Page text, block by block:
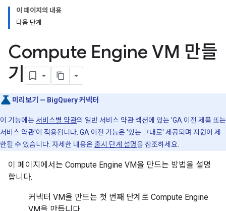
이 페이지의 내용
다음 단계
Compute Engine VM 만들
기
미리보기 — BigQuery 커넥터
이 기능에는 서비스별 약관의 일반 서비스 약관 섹션에 있는 'GA 이전 제품 또는
서비스 약관'이 적용됩니다. GA 이전 기능은 '있는 그대로' 제공되며 지원이 제
한될 수 있습니다. 자세한 내용은출시 단계 설명을 참조하세요.
이 페이지에서는 Compute Engine VM을 만드는 방법을 설명
합니다.
커넥터 VM을 만드는 첫 번째 단계로 Compute Engine